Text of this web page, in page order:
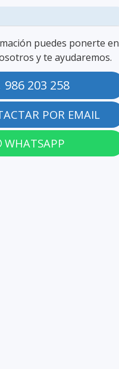
puedes ponerte en
y te ayudaremos.
986 203 258
POR EMAIL
WHATSAPP